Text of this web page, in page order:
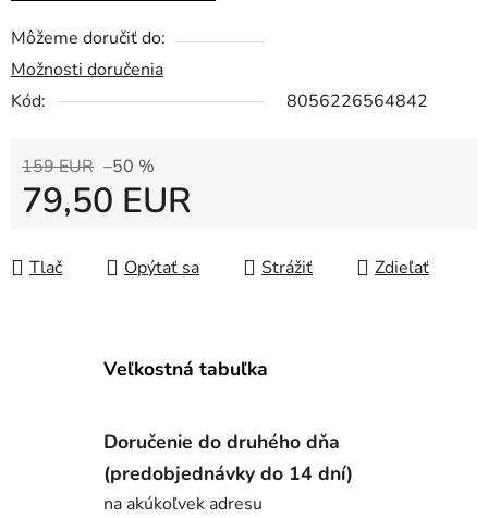
Môžeme doručiť do:
Možnosti doručenia
Kód:
8056226564842
159 EUR –50 %
79,50 EUR
Tlač
Opýtať sa Strážiť Zdieľať
Veľkostná tabuľka
Doručenie do druhého dňa
(predobjednávky do 14 dní)
na akúkoľvek adresu